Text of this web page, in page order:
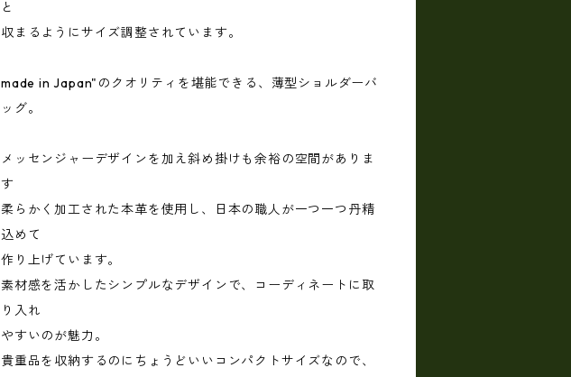
と
収まるようにサイズ調整されています。
made in Japan"のクオリティを堪能できる、薄型ショルダーバ
ッグ。
メッセンジャーデザインを加え斜め掛けも余裕の空間がありま
す
柔らかく加工された本革を使用し、日本の職人が一つ一つ丹精
込めて
作り上げています。
素材感を活かしたシンプルなデザインで、コーディネートに取
り入れ
やすいのが魅力。
貴重品を収納するのにちょうどいいコンパクトサイズなので、